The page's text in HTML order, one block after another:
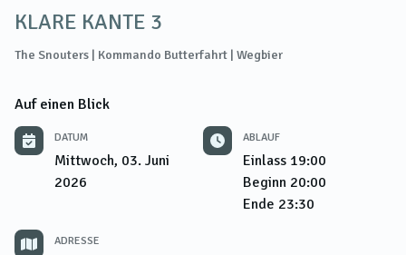
KLARE KANTE 3
The Snouters | Kommando Butterfahrt | Wegbier
Auf einen Blick
DATUM
Mittwoch, 03. Juni
2026
ABLAUF
Einlass 19:00
Beginn 20:00
Ende 23:30
ADRESSE